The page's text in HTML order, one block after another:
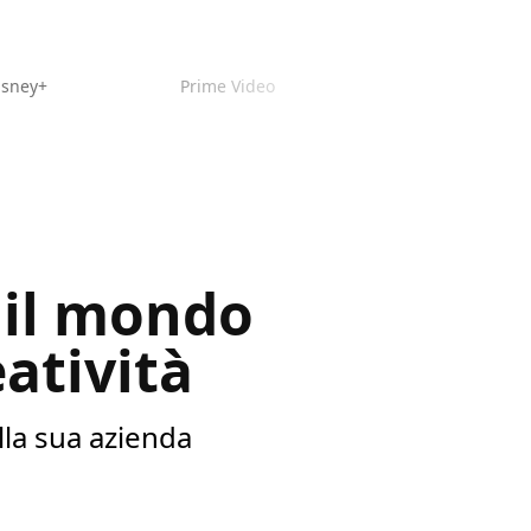
Prime Video
mondo
sua azienda